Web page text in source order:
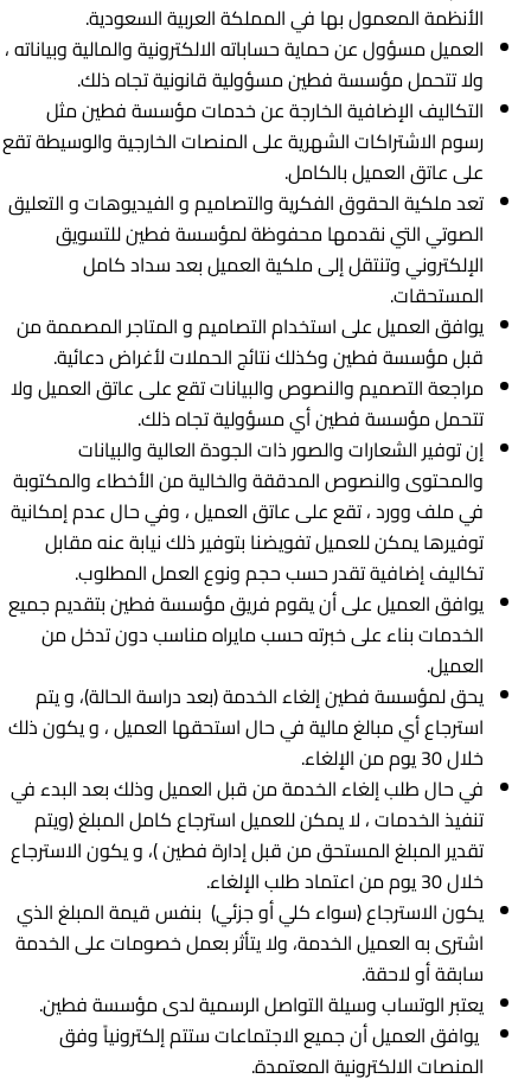
الأنظمة المعمول بها في المملكة العربية السعودية.
العميل مسؤول عن حماية حساباته الالكترونية والمالية وبياناته ،
ولا تتحمل مؤسسة فطين مسؤولية قانونية تجاه ذلك.
التكاليف الإضافية الخارجة عن خدمات مؤسسة فطين مثل
رسوم الاشتراكات الشهرية على المنصات الخارجية والوسيطة تقع
على عاتق العميل بالكامل.
تعد ملکیة الحقوق الفکریة والتصامیم و الفيديوهات و التعليق
الصوتي التي نقدمها محفوظة لمؤسسة فطين للتسويق
الإلكتروني وتنتقل إلی ملکیة العمیل بعد سداد کامل
المستحقات.
يوافق العميل على استخدام التصاميم و المتاجر المصممة من
قبل مؤسسة فطين وكذلك نتائج الحملات لأغراض دعائية.
مراجعة التصمیم والنصوص والبیانات تقع ﻋﻠﯽ عاتق العمیل ولا
تتحمل مؤسسة فطين أي مسؤولیة تجاه ذلك.
إن توفیر الشعارات والصور ذات الجودة العالیة والبیانات
والمحتوى والنصوص المدققة والخالیة من الأخطاء والمکتوبة
ﻓﻲ ملف وورد ، تقع ﻋﻠﯽ عاتق العمیل ، وﻓﻲ حال عدم إمکانیة
توفیرها یمکن للعمیل تفویضنا بتوفیر ذلك نیابة عنه مقابل
تکالیف إضافیة تقدر حسب حجم ونوع العمل المطلوب.
يوافق العميل على أن يقوم فريق مؤسسة فطين بتقديم جميع
الخدمات بناء على خبرته حسب مايراه مناسب دون تدخل من
العميل.
يحق لمؤسسة فطين إلغاء الخدمة (بعد دراسة الحالة)، و يتم
استرجاع أي مبالغ مالية في حال استحقها العميل ، و يكون ذلك
خلال 30 يوم من الإلغاء.
في حال طلب إلغاء الخدمة من قبل العميل وذلك بعد البدء في
تنفيذ الخدمات ، لا يمكن للعميل استرجاع كامل المبلغ (ويتم
تقدير المبلغ المستحق من قبل إدارة فطين )، و يكون الاسترجاع
خلال 30 يوم من اعتماد طلب الإلغاء.
يكون الاسترجاع (سواء كلي أو جزئي) بنفس قيمة المبلغ الذي
اشترى به العميل الخدمة، ولا يتأثر بعمل خصومات على الخدمة
سابقة أو لاحقة.
يعتبر الوتساب وسيلة التواصل الرسمية لدى مؤسسة فطين.
يوافق العميل أن جميع الاجتماعات ستتم إلكترونياً وفق
المنصات الالكترونية المعتمدة.